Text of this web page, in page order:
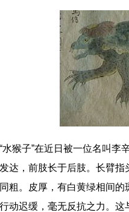
水猴子”在近日被一位名叫
达，前肢长于后肢。长臂
粗。皮厚，有白黄绿相间
动迟缓，毫无反抗之力。